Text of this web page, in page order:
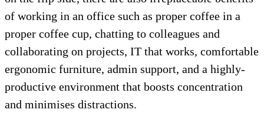
of working in an office such as proper coffee in a
proper coffee cup, chatting to colleagues and
collaborating on projects, IT that works, comfortable
ergonomic furniture, admin support, and a highly-
productive environment that boosts concentration
and minimises distractions.